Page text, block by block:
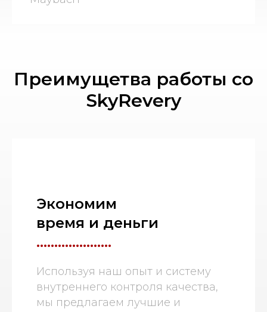
Преимущетва работы со
SkyRevery
Экономим
время и деньги
.....................
Используя наш опыт и систему
внутреннего контроля качества,
мы предлагаем лучшие и